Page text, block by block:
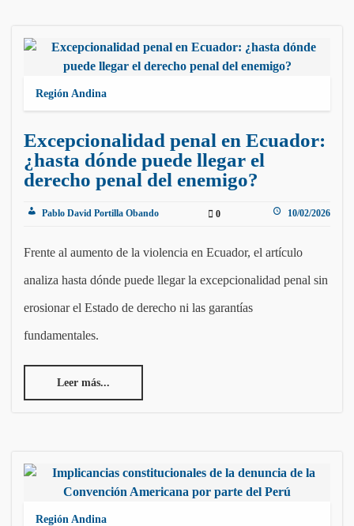
Región Andina
Excepcionalidad penal en Ecuador:
¿hasta dónde puede llegar el
derecho penal del enemigo?
Pablo David Portilla Obando 0 10/02/2026
Frente al aumento de la violencia en Ecuador, el artículo
analiza hasta dónde puede llegar la excepcionalidad penal sin
erosionar el Estado de derecho ni las garantías
fundamentales.
Leer más...
Región Andina